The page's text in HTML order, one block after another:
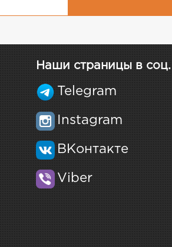
Наши страницы в соц.
Telegram
Instagram
ВКонтакте
Viber